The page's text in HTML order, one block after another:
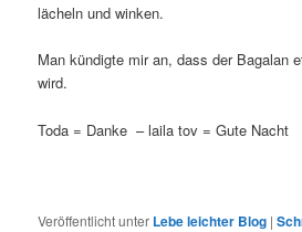
lächeln und winken.
Man kündigte mir an, dass der Bagalan
wird.
Toda = Danke – laila tov = Gute Nacht
Veröffentlicht unter Lebe leichter Blog |